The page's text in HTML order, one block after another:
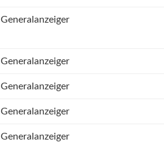
Generalanzeiger
Generalanzeiger
Generalanzeiger
Generalanzeiger
Generalanzeiger